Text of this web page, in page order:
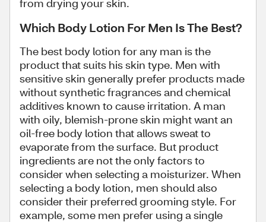
from drying your skin.
Which Body Lotion For Men Is The Best?
The best body lotion for any man is the
product that suits his skin type. Men with
sensitive skin generally prefer products made
without synthetic fragrances and chemical
additives known to cause irritation. A man
with oily, blemish-prone skin might want an
oil-free body lotion that allows sweat to
evaporate from the surface. But product
ingredients are not the only factors to
consider when selecting a moisturizer. When
selecting a body lotion, men should also
consider their preferred grooming style. For
example, some men prefer using a single